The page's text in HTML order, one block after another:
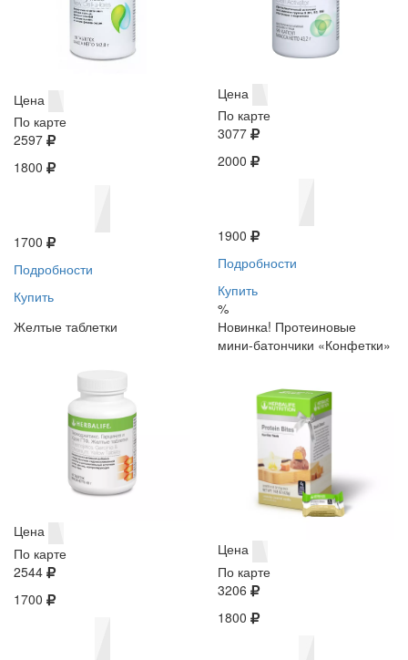
Цена
По карте
2597
1800
1700
Подробности
Купить
Цена
По карте
3077
2000
1900
Подробности
Купить
%
Желтые таблетки
Цена
По карте
2544
1700
Новинка! Протеиновые
мини-батончики «Конфетки»
Цена
По карте
3206
1800